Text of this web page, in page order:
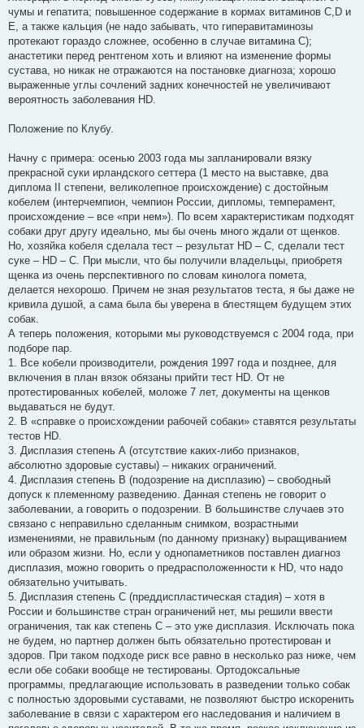
чумы и гепатита; повышенное содержание в кормах витаминов C,D и
Е, а также кальция (не надо забывать, что гиперавитаминозы
протекают гораздо сложнее, особенно в случае витамина С);
анастетики перед рентгеном хоть и влияют на изменение формы
сустава, но никак не отражаются на постановке диагноза; хорошо
выраженные углы сочлений задних конечностей не увеличивают
вероятность заболевания HD.
Положение по Клубу.
Начну с примера: осенью 2003 года мы запланировали вязку
прекрасной суки ирландского сеттера (1 место на выставке, два
диплома II степени, великолепное происхождение) с достойным
кобелем (интерчемпион, чемпион России, дипломы, темперамент,
происхождение – все «при нем»). По всем характеристикам подходят
собаки друг другу идеально, мы бы очень много ждали от щенков.
Но, хозяйка кобеля сделала тест – результат HD – C, сделали тест
суке – HD – C. При мысли, что бы получили владельцы, приобретя
щенка из очень перспективного по словам кинолога помета,
делается нехорошо. Причем не зная результатов теста, я бы даже не
кривила душой, а сама была бы уверена в блестящем будущем этих
собак.
А теперь положения, которыми мы руководствуемся с 2004 года, при
подборе пар.
1. Все кобели производители, рождения 1997 года и позднее, для
включения в план вязок обязаны прийти тест HD. От не
протестированных кобелей, моложе 7 лет, документы на щенков
выдаваться не будут.
2. В «справке о происхождении рабочей собаки» ставятся результаты
тестов HD.
3. Дисплазия степень А (отсутствие каких-либо признаков,
абсолютно здоровые суставы) – никаких ограничений.
4. Дисплазия степень В (подозрение на дисплазию) – свободный
допуск к племенному разведению. Данная степень не говорит о
заболевании, а говорить о подозрении. В большинстве случаев это
связано с неправильно сделанным снимком, возрастными
изменениями, не правильным (по данному признаку) выращиванием
или образом жизни. Но, если у однопаметников поставлен диагноз
дисплазия, можно говорить о предрасположенности к HD, что надо
обязательно учитывать.
5. Дисплазия степень С (преддиспластическая стадия) – хотя в
России и большинстве стран ограничений нет, мы решили ввести
ограничения, так как степень С – это уже дисплазия. Исключать пока
не будем, но партнер должен быть обязательно протестирован и
здоров. При таком подходе риск все равно в несколько раз ниже, чем
если обе собаки вообще не тестированы. Ортодоксальные
программы, предлагающие использовать в разведении только собак
с полностью здоровыми суставами, не позволяют быстро искоренить
заболевание в связи с характером его наследования и наличием в